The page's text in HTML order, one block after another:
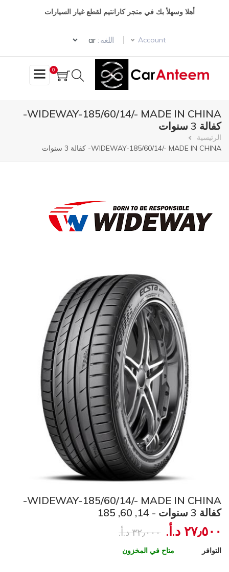
أهلا وسهلأ بك في متجر كارانتيم لقطع غيار السيارات
Account اللغه :
Select your language
0
WIDEWAY-185/60/14/- MADE IN CHINA-
كفالة 3 سنوات
مسار
الرئيسية
WIDEWAY-185/60/14/- MADE IN CHINA- كفالة 3 سنوات
WIDEWAY-185/60/14/- MADE IN CHINA-
كفالة 3 سنوات - 14, 60, 185
٢٧٫٥٠٠ د.أ.‏ ٣٢٫٠٠٠ د.أ.‏
التوافر متاح في المخزون